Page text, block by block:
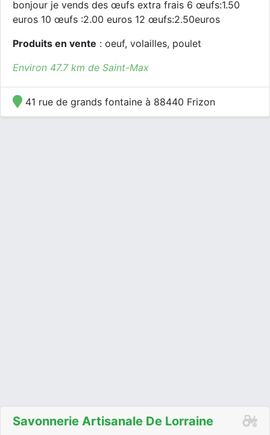
bonjour je vends des œufs extra frais 6 œufs:1.50
euros 10 œufs :2.00 euros 12 œufs:2.50euros
Produits en vente : oeuf, volailles, poulet
Environ 47.7 km de Saint-Max
41 rue de grands fontaine à 88440 Frizon
Savonnerie Artisanale De Lorraine